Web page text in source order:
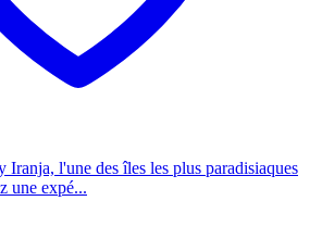
Iranja, l'une des îles les plus paradisiaques
une expé...